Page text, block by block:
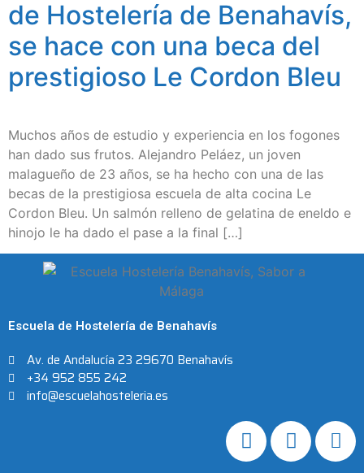
de Hostelería de Benahavís,
se hace con una beca del
prestigioso Le Cordon Bleu
Muchos años de estudio y experiencia en los fogones
han dado sus frutos. Alejandro Peláez, un joven
malagueño de 23 años, se ha hecho con una de las
becas de la prestigiosa escuela de alta cocina Le
Cordon Bleu. Un salmón relleno de gelatina de eneldo e
hinojo le ha dado el pase a la final […]
Escuela de Hostelería de Benahavís
Av. de Andalucía 23 29670 Benahavís
+34 952 855 242
info@escuelahosteleria.es